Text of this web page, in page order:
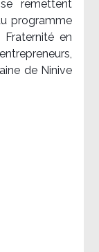
remettent
programme
en
de Ninive